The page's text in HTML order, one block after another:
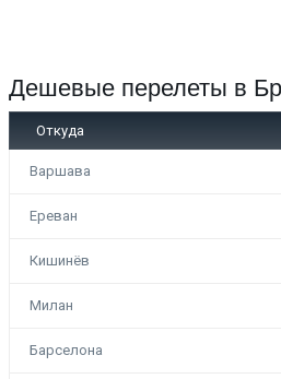
Дешевые перелеты в
Откуда
Варшава
Ереван
Кишинёв
Милан
Барселона